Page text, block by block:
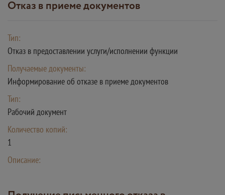
Отказ в приеме документов
Тип:
Отказ в предоставлении услуги/исполнении функции
Получаемые документы:
Информирование об отказе в приеме документов
Тип:
Рабочий документ
Количество копий:
1
Описание: